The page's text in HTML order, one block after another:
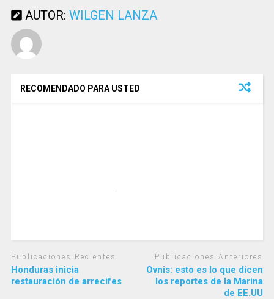
AUTOR: WILGEN LANZA
RECOMENDADO PARA USTED
Publicaciones Recientes
Honduras inicia
restauración de arrecifes
Publicaciones Anteriores
Ovnis: esto es lo que dicen
los reportes de la Marina
de EE.UU